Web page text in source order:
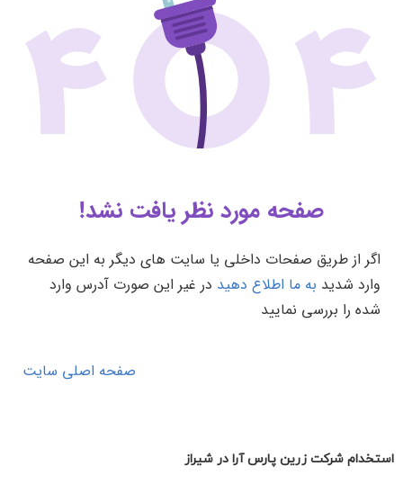
استخدام شرکت زرین پارس آرا در شیراز